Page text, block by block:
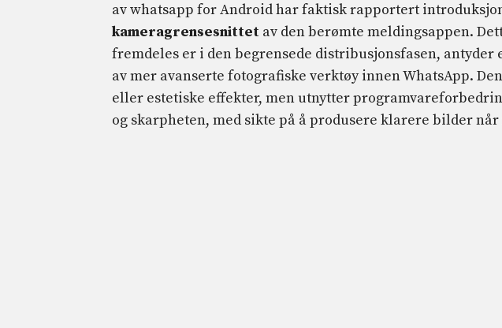
av whatsapp for Android har faktisk rapportert
kameragrensesnittet av den berømte meldingsappen.
fremdeles er i den begrensede distribusjonsfasen,
av mer avanserte fotografiske verktøy innen WhatsApp.
eller estetiske effekter, men utnytter
og skarpheten, med sikte på å produsere klarere bilder